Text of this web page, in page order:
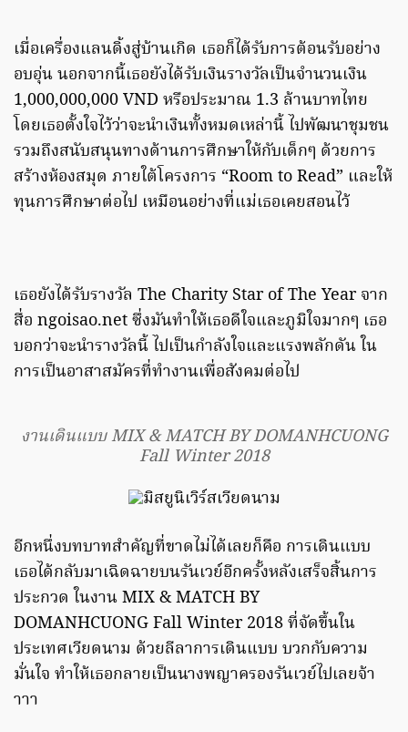
เมื่อเครื่องแลนดิ้งสู่บ้านเกิด เธอก็ได้รับการต้อนรับอย่าง
อบอุ่น นอกจากนี้เธอยังได้รับเงินรางวัลเป็นจำนวนเงิน
1,000,000,000 VND หรือประมาณ 1.3 ล้านบาทไทย
โดยเธอตั้งใจไว้ว่าจะนำเงินทั้งหมดเหล่านี้ ไปพัฒนาชุมชน
รวมถึงสนับสนุนทางด้านการศึกษาให้กับเด็กๆ ด้วยการ
สร้างห้องสมุด ภายใต้โครงการ “Room to Read” และให้
ทุนการศึกษาต่อไป เหมือนอย่างที่แม่เธอเคยสอนไว้
เธอยังได้รับรางวัล The Charity Star of The Year จาก
สื่อ ngoisao.net ซึ่งมันทำให้เธอดีใจและภูมิใจมากๆ เธอ
บอกว่าจะนำรางวัลนี้ ไปเป็นกำลังใจและแรงพลักดัน ใน
การเป็นอาสาสมัครที่ทำงานเพื่อสังคมต่อไป
งานเดินแบบ MIX & MATCH BY DOMANHCUONG
Fall Winter 2018
อีกหนึ่งบทบาทสำคัญที่ขาดไม่ได้เลยก็คือ การเดินแบบ
เธอได้กลับมาเฉิดฉายบนรันเวย์อีกครั้งหลังเสร็จสิ้นการ
ประกวด ในงาน MIX & MATCH BY
DOMANHCUONG Fall Winter 2018 ที่จัดขึ้นใน
ประเทศเวียดนาม ด้วยลีลาการเดินแบบ บวกกับความ
มั่นใจ ทำให้เธอกลายเป็นนางพญาครองรันเวย์ไปเลยจ้า
าาา